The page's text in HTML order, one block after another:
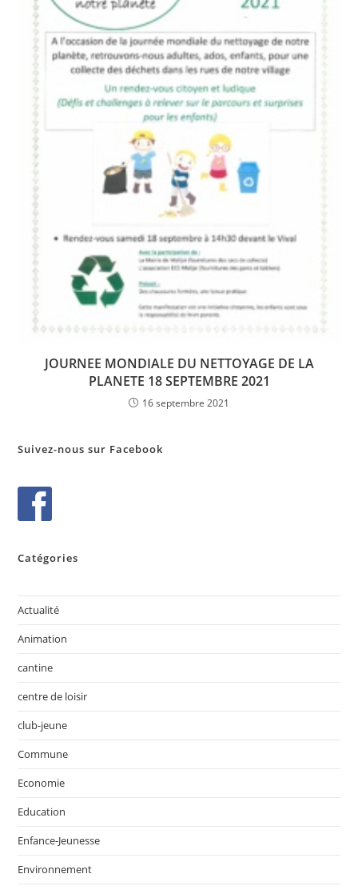
JOURNEE MONDIALE DU NETTOYAGE DE LA
PLANETE 18 SEPTEMBRE 2021
16 septembre 2021
Suivez-nous sur Facebook
Catégories
Actualité
Animation
cantine
centre de loisir
club-jeune
Commune
Economie
Education
Enfance-Jeunesse
Environnement